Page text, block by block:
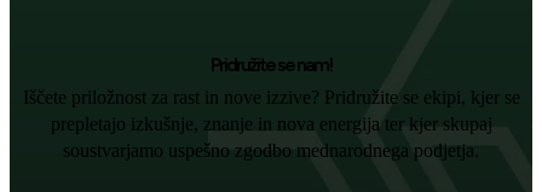
Pridružite se nam!
Iščete priložnost za rast in nove izzive? Pridružite se ekipi, kjer se
prepletajo izkušnje, znanje in nova energija ter kjer skupaj
soustvarjamo uspešno zgodbo mednarodnega podjetja.